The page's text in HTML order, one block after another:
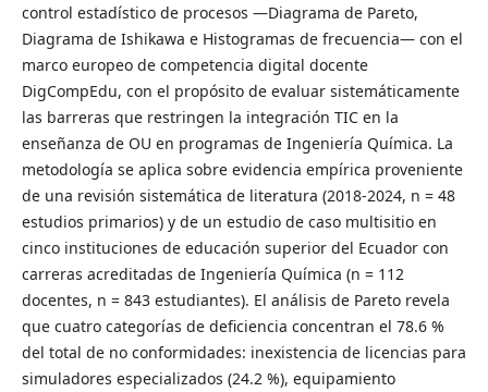
control estadístico de procesos —Diagrama de Pareto,
Diagrama de Ishikawa e Histogramas de frecuencia— con el
marco europeo de competencia digital docente
DigCompEdu, con el propósito de evaluar sistemáticamente
las barreras que restringen la integración TIC en la
enseñanza de OU en programas de Ingeniería Química. La
metodología se aplica sobre evidencia empírica proveniente
de una revisión sistemática de literatura (2018-2024, n = 48
estudios primarios) y de un estudio de caso multisitio en
cinco instituciones de educación superior del Ecuador con
carreras acreditadas de Ingeniería Química (n = 112
docentes, n = 843 estudiantes). El análisis de Pareto revela
que cuatro categorías de deficiencia concentran el 78.6 %
del total de no conformidades: inexistencia de licencias para
simuladores especializados (24.2 %), equipamiento